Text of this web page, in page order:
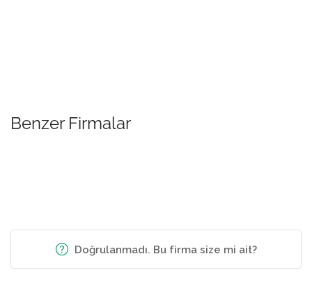
Benzer Firmalar
Doğrulanmadı. Bu firma size mi ait?